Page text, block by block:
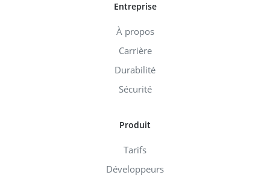
Entreprise
À propos
Carrière
Durabilité
Sécurité
Produit
Tarifs
Développeurs